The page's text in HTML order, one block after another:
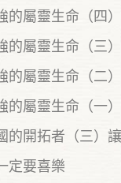
的屬靈生命（四
的屬靈生命（三
的屬靈生命（二
的屬靈生命（一
的開拓者（三）
定要喜樂